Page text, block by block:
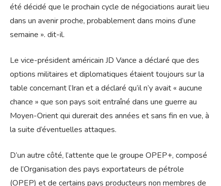
été décidé que le prochain cycle de négociations aurait lieu
dans un avenir proche, probablement dans moins d’une
semaine ». dit-il.
Le vice-président américain JD Vance a déclaré que des
options militaires et diplomatiques étaient toujours sur la
table concernant l’Iran et a déclaré qu’il n’y avait « aucune
chance » que son pays soit entraîné dans une guerre au
Moyen-Orient qui durerait des années et sans fin en vue, à
la suite d’éventuelles attaques.
D’un autre côté, l’attente que le groupe OPEP+, composé
de l’Organisation des pays exportateurs de pétrole
(OPEP) et de certains pays producteurs non membres de